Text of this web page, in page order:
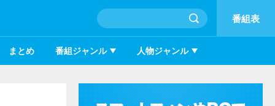
番組表
まとめ 番組ジャンル 人物ジャンル